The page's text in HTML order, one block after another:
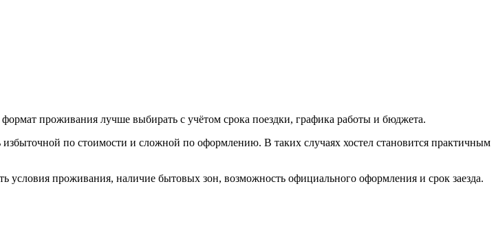
проживания лучше выбирать с учётом срока поездки, графика работы и бюджета.
по стоимости и сложной по оформлению. В таких случаях хостел становится практичным
условия проживания, наличие бытовых зон, возможность официального оформления и срок заезда.